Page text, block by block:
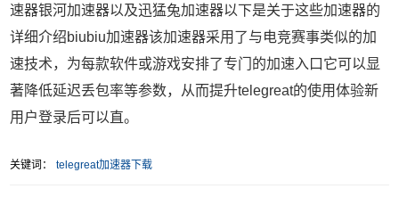
速器银河加速器以及迅猛兔加速器以下是关于这些加速器的
详细介绍biubiu加速器该加速器采用了与电竞赛事类似的加
速技术，为每款软件或游戏安排了专门的加速入口它可以显
著降低延迟丢包率等参数，从而提升telegreat的使用体验新
用户登录后可以直。
关键词： telegreat加速器下载